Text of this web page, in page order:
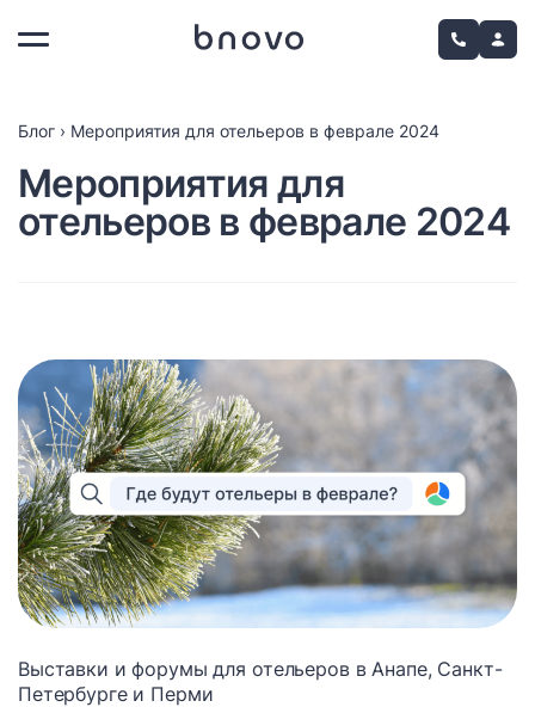
Блог › Мероприятия для отельеров в феврале 2024
Мероприятия для
отельеров в феврале 2024
Выставки и форумы для отельеров в Анапе, Санкт-
Петербурге и Перми